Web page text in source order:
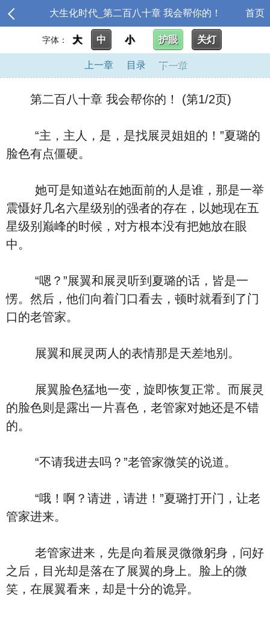
大生化时代_第二百八十章 我会帮你的！ 首页
字体： 大 中 小 护眼 关灯
上一章 目录 下一章
第二百八十章 我会帮你的！ (第1/2页)
“主，主人，是，是找展灵姐姐的！”夏璐的
脸色有点僵硬。
她可是知道站在她面前的人是谁，那是一举
震慑好几名六星级别的强者的存在，以她现在五
星级别巅峰的时候，对方根本没有把她放在眼
中。
“嗯？”展翼和展灵听到夏璐的话，皆是一
愣。然后，他们向着门口看去，顿时就看到了门
口的老管家。
展翼和展灵两人的表情那是天差地别。
展翼脸色猛地一变，旋即恢复正常。而展灵
的脸色则是露出一片喜色，老管家对她还是不错
的。
“不请我进去吗？”老管家微笑的说道。
“哦！啊？请进，请进！”夏璐打开门，让老
管家进来。
老管家进来，先是向着展灵微微躬身，问好
之后，目光却是落在了展翼的身上。脸上的微
笑，在展翼看来，却是十分的诡异。